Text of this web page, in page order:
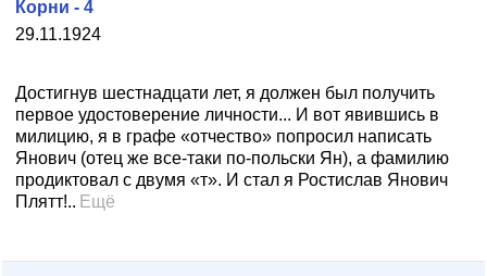
29.11.1924
Корни - 4
Достигнув шестнадцати лет, я должен был получить
первое удостоверение личности... И вот явившись в
милицию, я в графе «отчество» попросил написать
Янович (отец же все-таки по-польски Ян), а фамилию
продиктовал с двумя «т». И стал я Ростислав Янович
Плятт!.. Ещё